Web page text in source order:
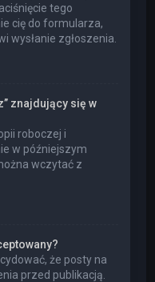
tego
cię do formularza,
wysłanie zgłoszenia.
znajdujący się w
roboczej i
w późniejszym
wczytać z
że posty na
przed publikacją.